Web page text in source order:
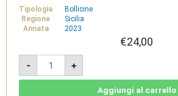
Tipologia
Bollicine
Regione
Sicilia
Annata
2023
€24,00
-
Marsili
Rosato
-
Pinot
+
Aggiungi al carrello